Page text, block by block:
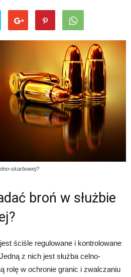
skarbowej?
broń w służbie
ściśle regulowane i kontrolowane
z nich jest służba celno-
rolę w ochronie granic i zwalczaniu